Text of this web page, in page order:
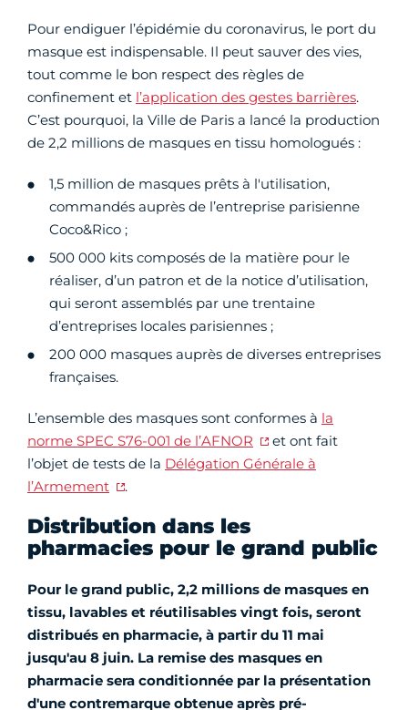
Pour endiguer l’épidémie du coronavirus, le port du
masque est indispensable. Il peut sauver des vies,
tout comme le bon respect des règles de
confinement et l’application des gestes barrières.
C’est pourquoi, la Ville de Paris a lancé la production
de 2,2 millions de masques en tissu homologués :
1,5 million de masques prêts à l'utilisation,
commandés auprès de l’entreprise parisienne
Coco&Rico ;
500 000 kits composés de la matière pour le
réaliser, d’un patron et de la notice d’utilisation,
qui seront assemblés par une trentaine
d’entreprises locales parisiennes ;
200 000 masques auprès de diverses entreprises
françaises.
L’ensemble des masques sont conformes à la
norme SPEC S76-001 de l’AFNOR
et ont fait
l’objet de tests de la Délégation Générale à
l’Armement
.
Distribution dans les
pharmacies pour le grand public
Pour le grand public, 2,2 millions de masques en
tissu, lavables et réutilisables vingt fois, seront
distribués en pharmacie, à partir du 11 mai
jusqu'au 8 juin. La remise des masques en
pharmacie sera conditionnée par la présentation
d'une contremarque obtenue après pré-